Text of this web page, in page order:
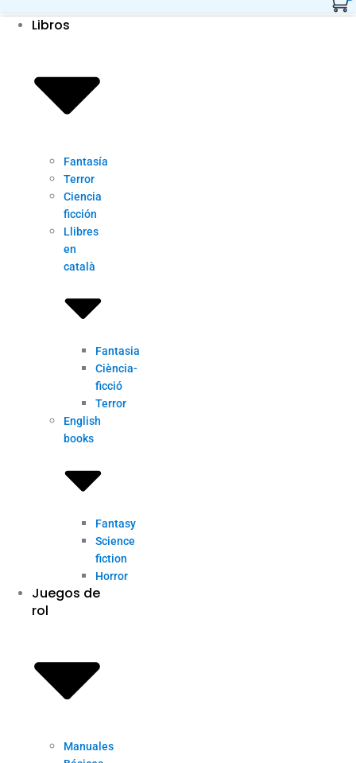
Libros
Fantasía
Terror
Ciencia
ficción
Llibres
en
català
Fantasia
Ciència-
ficció
Terror
English
books
Fantasy
Science
fiction
Horror
Juegos de
rol
Manuales